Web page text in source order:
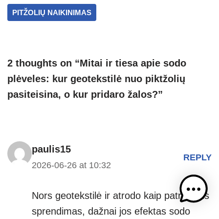
p
PITŽOLIŲ NAIKINIMAS
2 thoughts on “Mitai ir tiesa apie sodo
plėveles: kur geotekstilė nuo piktžolių
pasiteisina, o kur pridaro žalos?”
paulis15
2026-06-26 at 10:32
REPLY
Nors geotekstilė ir atrodo kaip patrauklus
sprendimas, dažnai jos efektas sodo